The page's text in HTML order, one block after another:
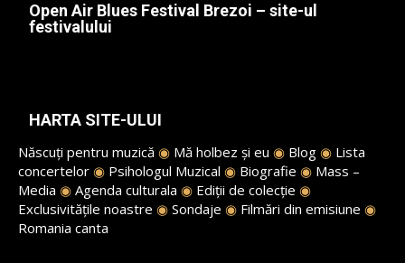
Open Air Blues Festival Brezoi – site-ul
festivalului
HARTA SITE-ULUI
Născuți pentru muzică ◉ Mă holbez și eu ◉ Blog ◉ Lista
concertelor ◉ Psihologul Muzical ◉ Biografie ◉ Mass –
Media ◉ Agenda culturala ◉ Ediții de colecție ◉
Exclusivitățile noastre ◉ Sondaje ◉ Filmări din emisiune ◉
Romania canta